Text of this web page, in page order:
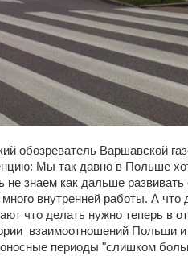
обозреватель Варшавской
Мы так давно в Польше
не знаем как дальше
внутренней работы. А
что делать нужно теперь в
взаимоотношений Польши
периоды "слишком